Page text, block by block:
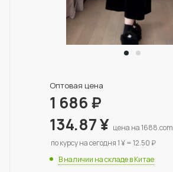
Оптовая цена
1 686₽
134.87¥ цена на 1688.com
по курсу на сегодня 1 ¥ = 12.50 ₽
В наличии на складе в Китае